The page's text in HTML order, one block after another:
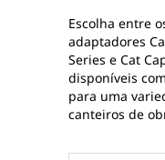
Escolha entre
adaptadores
Series e Cat
disponíveis
para uma
canteiros de